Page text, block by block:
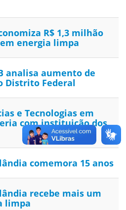
R$ 1,3 milhão
energia limpa
analisa aumento de
Distrito Federal
e Tecnologias em
com instituição dos
comemora 15 anos
recebe mais um
limpa